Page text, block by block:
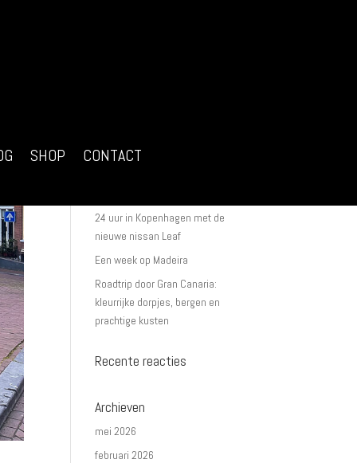
SHOP CONTACT
workshops in Nederland
24 uur in Kopenhagen met de
nieuwe nissan Leaf
Een week op Madeira
Roadtrip door Gran Canaria:
kleurrijke dorpjes, bergen en
prachtige kusten
Recente reacties
Archieven
mei 2026
februari 2026